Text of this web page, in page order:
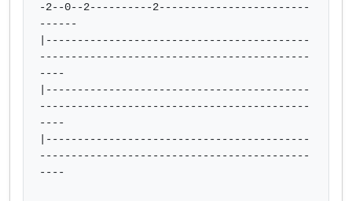
-2--0--2----------2------------------------
------
|------------------------------------------
-------------------------------------------
----
|------------------------------------------
-------------------------------------------
----
|------------------------------------------
-------------------------------------------
----